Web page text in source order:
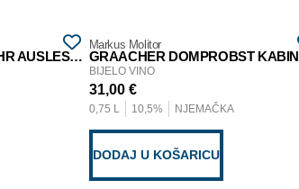
ZELTINGER SONNENUHR AUSLESE ** 2019
Markus Molitor
BIJELO VINO
31,00 €
0,75 L 10,5% NJEMAČKA
DODAJ U KOŠARICU